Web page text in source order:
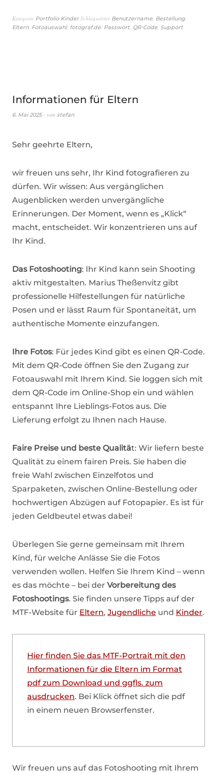
Kategorie Portfolio Kinder Schlagwörter Benutzername Bestellung
Eltern, Fotoauswahl, fotograf.de Passwort QR-Code Support
Informationen für Eltern
6. Mai 2025 von stefan
Sehr geehrte Eltern,
wir freuen uns sehr, Ihr Kind fotografieren zu
dürfen. Wir wissen: Aus vergänglichen
Augenblicken werden unvergängliche
Erinnerungen. Der Moment, wenn es „Klick“
macht, entscheidet. Wir konzentrieren uns auf
Ihr Kind.
Das Fotoshooting: Ihr Kind kann sein Shooting
aktiv mitgestalten. Marius Theßenvitz gibt
professionelle Hilfestellungen für natürliche
Posen und er lässt Raum für Spontaneität, um
authentische Momente einzufangen.
Ihre Fotos: Für jedes Kind gibt es einen QR-Code.
Mit dem QR-Code öffnen Sie den Zugang zur
Fotoauswahl mit Ihrem Kind. Sie loggen sich mit
dem QR-Code im Online-Shop ein und wählen
entspannt Ihre Lieblings-Fotos aus. Die
Lieferung erfolgt zu Ihnen nach Hause.
Faire Preise und beste Qualität: Wir liefern beste
Qualität zu einem fairen Preis. Sie haben die
freie Wahl zwischen Einzelfotos und
Sparpaketen, zwischen Online-Bestellung oder
hochwertigen Abzügen auf Fotopapier. Es ist für
jeden Geldbeutel etwas dabei!
Überlegen Sie gerne gemeinsam mit Ihrem
Kind, für welche Anlässe Sie die Fotos
verwenden wollen. Helfen Sie Ihrem Kind – wenn
es das möchte – bei der Vorbereitung des
Fotoshootings. Sie finden unsere Tipps auf der
MTF-Website für Eltern, Jugendliche und Kinder.
Hier finden Sie das MTF-Portrait mit den
Informationen für die Eltern im Format
pdf zum Download und ggfls. zum
ausdrucken. Bei Klick öffnet sich die pdf
in einem neuen Browserfenster.
Wir freuen uns auf das Fotoshooting mit Ihrem